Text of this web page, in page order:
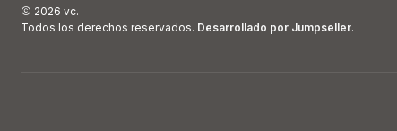
2026 vc.
Todos los derechos reservados. Desarrollado por Jumpseller.